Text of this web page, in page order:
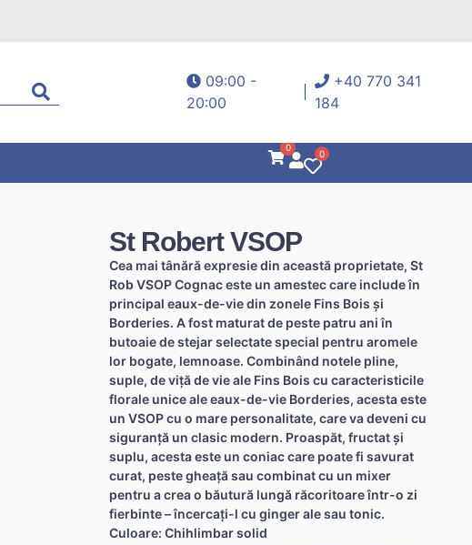
09:00 -
20:00
+40 770 341
184
0
0
St Robert VSOP
Cea mai tânără expresie din această proprietate, St
Rob VSOP Cognac este un amestec care include în
principal eaux-de-vie din zonele Fins Bois și
Borderies. A fost maturat de peste patru ani în
butoaie de stejar selectate special pentru aromele
lor bogate, lemnoase. Combinând notele pline,
suple, de viță de vie ale Fins Bois cu caracteristicile
florale unice ale eaux-de-vie Borderies, acesta este
un VSOP cu o mare personalitate, care va deveni cu
siguranță un clasic modern. Proaspăt, fructat și
suplu, acesta este un coniac care poate fi savurat
curat, peste gheață sau combinat cu un mixer
pentru a crea o băutură lungă răcoritoare într-o zi
fierbinte – încercați-l cu ginger ale sau tonic.
Culoare: Chihlimbar solid